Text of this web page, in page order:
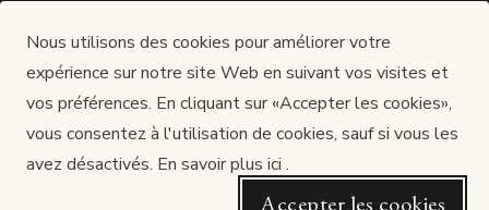
Nous utilisons des cookies pour améliorer votre
expérience sur notre site Web en suivant vos visites et
vos préférences. En cliquant sur «Accepter les cookies»,
vous consentez à l'utilisation de cookies, sauf si vous les
avez désactivés. En savoir plus ici .
Accepter les cookies
Made in luxembourg
Siège : 12, rue de l’Industrie, L-3895 FOETZ
RCS Luxembourg : B166577 / TVA : LU25278121
Autorisation d’établissement n° 10023705 / 27
Deutsch